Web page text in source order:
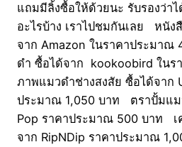
แถมมีลิ้งซื้อให้ด้วยนะ รับรองว่า
อะไรบ้าง เราไปชมกันเลย หนัง
จาก Amazon ในราคาประมา
ดำ ซื้อได้จาก kookoobird ในร
ภาพแมวดำช่างสงสัย ซื้อได้จาก
ประมาณ 1,050 บาท ตราปั้มแ
Pop ราคาประมาณ 500 บาท เ
จาก RipNDip ราคาประมาณ